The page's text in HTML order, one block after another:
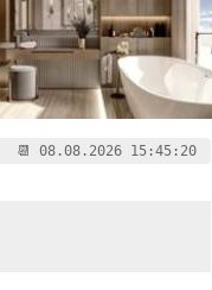
📆 08.08.2026 15:45:21